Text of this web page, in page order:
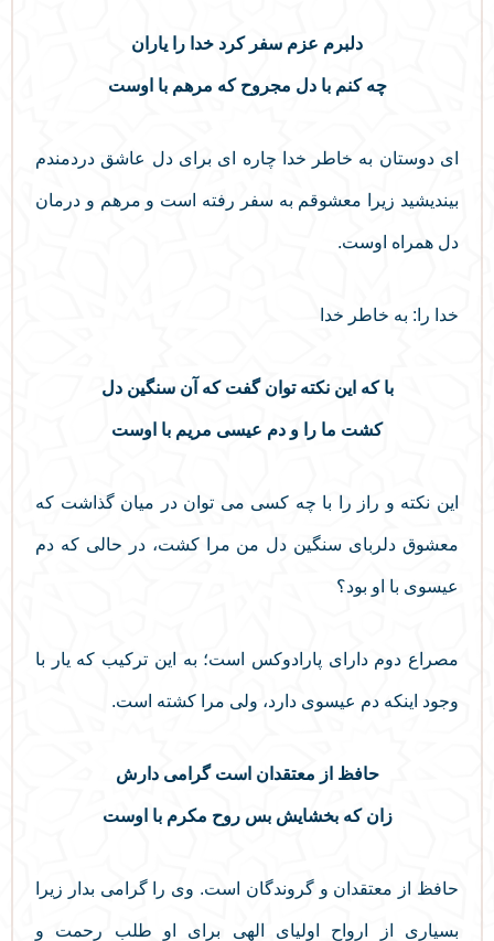
دلبرم عزم سفر کرد خدا را یاران
چه کنم با دل مجروح که مرهم با اوست
ای دوستان به خاطر خدا چاره ای برای دل عاشق دردمندم
بیندیشید زیرا معشوقم به سفر رفته است و مرهم و درمان
دل همراه اوست.
خدا را: به خاطر خدا
با که این نکته توان گفت که آن سنگین دل
کشت ما را و دم عیسی مریم با اوست
این نکته و راز را با چه کسی می توان در میان گذاشت که
معشوق دلربای سنگین دل من مرا کشت، در حالی که دم
عیسوی با او بود؟
مصراع دوم دارای پارادوکس است؛ به این ترکیب که یار با
وجود اینکه دم عیسوی دارد، ولی مرا کشته است.
حافظ از معتقدان است گرامی دارش
زان که بخشایش بس روح مکرم با اوست
حافظ از معتقدان و گروندگان است. وی را گرامی بدار زیرا
بسیاری از ارواح اولیای الهی برای او طلب رحمت و